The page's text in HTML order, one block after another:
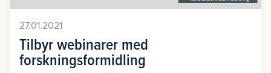
27.01.2021
Tilbyr webinarer med
forskningsformidling